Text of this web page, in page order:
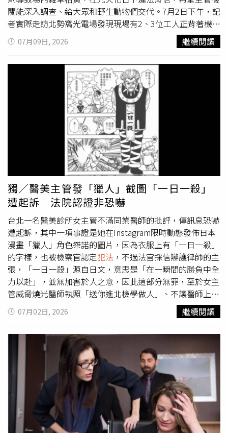
關能深入調查、給大眾和野生動物們交代。7月2日下午，記
者實際走訪北勢窩光電場發現現場有2、3位工人正背著機
器，以人工方式移除場內雜草，但與盛夏時期該有的鮮綠不
同，場內雜草呈枯黃狀，顯然是因化學農藥導致，人工除草
行為則更像是在消除普登犯法的證據。據了解，北勢窩光電
場於2019年12月25日正式併網，當時因破壞山坡地開發而
引發撻伐，普登則架設紅外線自動相機監測當地動物狀況，
石虎、麝香貓和白鼻心等珍稀動物都曾入鏡。普登北勢窩案
場曾有石虎出沒，業者將其視為「共存共榮」象徵，並強調
落實友善生態政策，昔日承諾卻跳票。（圖／普登提供）普
登將其視為「光電與淺山動物共存共榮」的證據，2021年
還舉辦生態保育發表會，形容光電場是在幫野生動物「都
更」，為牠們提供更好的棲息環境，總經理鍾智友更強調落
實友善生態政策，且案場內禁用農藥除草，北勢窩則在同年
被評選為優良案場，昔日的承諾言猶在耳，如今卻被石虎保
育協會戳破謊言。「那邊就是石虎的家，你說在牠家拍到牠
出現是『共存共榮』，這個邏輯對嗎？」台灣石虎保育協會
專員陳祺忠表示，北勢窩案場原為林相完整的淺山棲地，本
就是石虎與野生動物的「天賜豪宅」，如今卻在強行都更下
面目全非，普登卻連自己答應大眾的事都無法做到。「我們
有一位理事的田在附近，他就發現場內的草都黃掉了，根本
不是人工除草會造成的。」，如是人工整理，場內的草應是
「短而綠」，但協會在6月7日發現北勢案場植披枯黃焦黑，
種種跡象都表明普登光電使用除草劑，而根據《農藥管理
法》第53條規定，除草劑不得於非農業生產用途土地上使
用，普登不僅違反自己的承諾，更公然違法。陳祺忠說，石
虎以老鼠等小型哺乳類為主要食物，也會捕食鳥類、青蛙等
動物，除草劑會減少農田的獵物，如石虎吃下在除草劑環境
中生活而受汙染的獵物，毒素則會在石虎體內累積，直接或
間接導致牠們中毒死亡，不僅造成生態破壞，更對野生動物
們傷害甚鉅。普登總經理鍾智友承諾會在光電案場落實友善
生態政策，如今卻違法背信使用除草劑。（圖／報系資料
照）台灣石虎保育協會表示，此事件驗證了協會長期以來的
呼籲，樹林能提供石虎食物、休息以及躲避危險的環境，人
工光電案場絕對無法取代自然條件，即使光電案場號稱生態
07月09日, 2026 繼續閱讀
獨／醫美主管發「獵人」截圖「一日一殺」
遭起訴 法院認證非恐嚇
台北一名醫美診所女主管不滿同業醫師的批評，傳訊息恐嚇
遭起訴，其中一項事證是她在Instagram限時動態發佈日本
漫畫「獵人」角色桀諾的圖片，因為衣服上有「一日一殺」
的字樣，也被檢察官認定犯法 ，不過法官採信辯護律師的主
張，「一日一殺」源自日文，意思是「在一瞬間的勝負中全
力以赴」，並無加害於人之意，因此這部分無罪，至於女主
管威脅燒光醫師執照「送你進北檢學做人」、不讓醫師上診
賺錢，確實會造成被害人恐懼，判拘役58日（可易科罰金5
萬8千元）。日漫經典《幽遊白書》作者冨樫義博在1998年
發表新作品《HUNTER×HUNTER》（中文名：獵人），問
世28年、出38本單行本仍未畫到結局，看似長青作品實則
「休刊傳奇」，6度長期停止連載，從2018年11月到2022
年10月創下休刊193週的最久紀錄，最近一次休刊則到今年
6月29日「連載再開」，第39集單行本預定7月3日發售。本
案被告榮姓女子因捲入醫美同業糾紛，在2025年4月2日以
IG私訊呂姓醫師「可能沒有辦法讓你繼續上診繼續賺錢」，
另兩度發IG限動嗆聲，內容包括「記得和你自我介紹本人政
府認證的黑道之女，一清掃我爸進綠島讓我從小知道人不能
07月02日, 2026 繼續閱讀